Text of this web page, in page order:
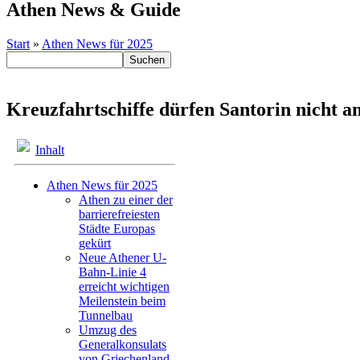
Athen News & Guide
Start » Athen News für 2025
Kreuzfahrtschiffe dürfen Santorin nicht
Inhalt
Athen News für 2025
Athen zu einer der
barrierefreiesten
Städte Europas
gekürt
Neue Athener U-
Bahn-Linie 4
erreicht wichtigen
Meilenstein beim
Tunnelbau
Umzug des
Generalkonsulats